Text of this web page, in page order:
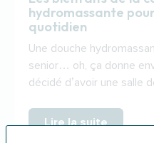
hydromassante
quotidien
Une douche
senior… oh, ça donne
décidé d’avoir une salle
Lire la suite